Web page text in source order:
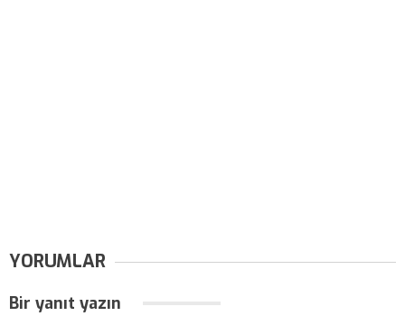
YORUMLAR
Bir yanıt yazın